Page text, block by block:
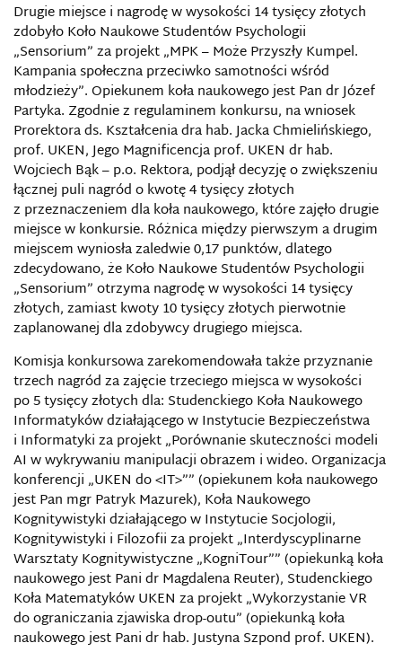
Drugie miejsce i nagrodę w wysokości 14 tysięcy złotych
zdobyło Koło Naukowe Studentów Psychologii
„Sensorium” za projekt „MPK – Może Przyszły Kumpel.
Kampania społeczna przeciwko samotności wśród
młodzieży”. Opiekunem koła naukowego jest Pan dr Józef
Partyka. Zgodnie z regulaminem konkursu, na wniosek
Prorektora ds. Kształcenia dra hab. Jacka Chmielińskiego,
prof. UKEN, Jego Magnificencja prof. UKEN dr hab.
Wojciech Bąk – p.o. Rektora, podjął decyzję o zwiększeniu
łącznej puli nagród o kwotę 4 tysięcy złotych
z przeznaczeniem dla koła naukowego, które zajęło drugie
miejsce w konkursie. Różnica między pierwszym a drugim
miejscem wyniosła zaledwie 0,17 punktów, dlatego
zdecydowano, że Koło Naukowe Studentów Psychologii
„Sensorium” otrzyma nagrodę w wysokości 14 tysięcy
złotych, zamiast kwoty 10 tysięcy złotych pierwotnie
zaplanowanej dla zdobywcy drugiego miejsca.
Komisja konkursowa zarekomendowała także przyznanie
trzech nagród za zajęcie trzeciego miejsca w wysokości
po 5 tysięcy złotych dla: Studenckiego Koła Naukowego
Informatyków działającego w Instytucie Bezpieczeństwa
i Informatyki za projekt „Porównanie skuteczności modeli
AI w wykrywaniu manipulacji obrazem i wideo. Organizacja
konferencji „UKEN do <IT>”” (opiekunem koła naukowego
jest Pan mgr Patryk Mazurek), Koła Naukowego
Kognitywistyki działającego w Instytucie Socjologii,
Kognitywistyki i Filozofii za projekt „Interdyscyplinarne
Warsztaty Kognitywistyczne „KogniTour”” (opiekunką koła
naukowego jest Pani dr Magdalena Reuter), Studenckiego
Koła Matematyków UKEN za projekt „Wykorzystanie VR
do ograniczania zjawiska drop-outu” (opiekunką koła
naukowego jest Pani dr hab. Justyna Szpond prof. UKEN).